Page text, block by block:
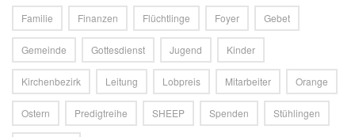
Familie Finanzen Flüchtlinge Foyer Gebet
Gemeinde Gottesdienst Jugend Kinder
Kirchenbezirk Leitung Lobpreis Mitarbeiter Orange
Ostern Predigtreihe SHEEP Spenden Stühlingen